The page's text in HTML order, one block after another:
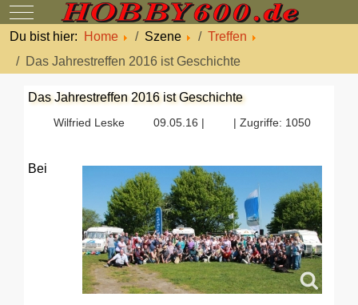
Mobile Menu Toggle
Du bist hier:
Home Szene
Treffen
Das Jahrestreffen 2016 ist Geschichte
Das Jahrestreffen 2016 ist Geschichte
Wilfried Leske 09.05.16 | | Zugriffe: 1050
Bei